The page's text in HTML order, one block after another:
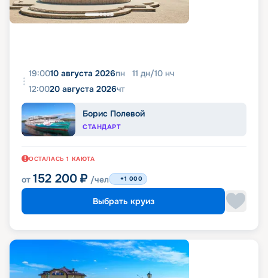
19:0010 августа 2026пн 11 дн/10 нч
12:0020 августа 2026чт
Борис Полевой
СТАНДАРТ
ОСТАЛАСЬ 1 КАЮТА
от 152 200 ₽ /чел +1 000
Выбрать круиз